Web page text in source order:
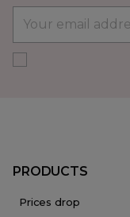
PRODUCTS
Prices drop